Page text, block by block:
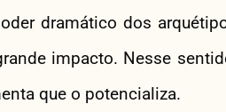
dramático dos
impacto. Nesse
que o potencializa.